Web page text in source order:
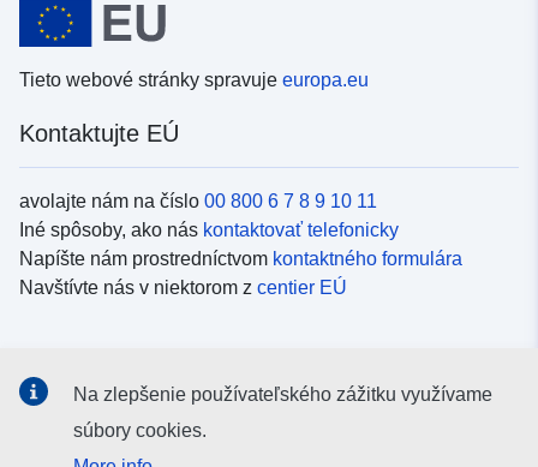
Tieto webové stránky spravuje europa.eu
Kontaktujte EÚ
avolajte nám na číslo 00 800 6 7 8 9 10 11
Iné spôsoby, ako nás kontaktovať telefonicky
Napíšte nám prostredníctvom kontaktného formulára
Navštívte nás v niektorom z centier EÚ
Kanály EÚ nasociálnych médiách
Na zlepšenie používateľského zážitku využívame
súbory cookies.